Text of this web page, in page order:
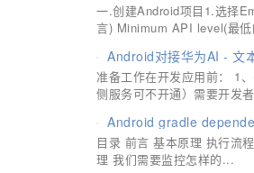
一.创建Android项目1.选择
言) Minimum API level(最
Android对接华为AI - 文
准备工作在开发应用前： 1
侧服务可不开通）需要开发
Android gradle
目录 前言 基本原理 执行流
理 我们需要监控怎样的...